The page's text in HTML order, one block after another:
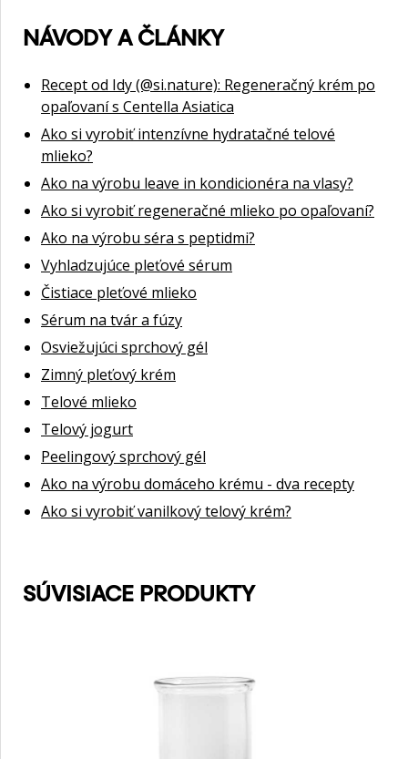
NÁVODY A ČLÁNKY
Recept od Idy (@si.nature): Regeneračný krém po
opaľovaní s Centella Asiatica
Ako si vyrobiť intenzívne hydratačné telové
mlieko?
Ako na výrobu leave in kondicionéra na vlasy?
Ako si vyrobiť regeneračné mlieko po opaľovaní?
Ako na výrobu séra s peptidmi?
Vyhladzujúce pleťové sérum
Čistiace pleťové mlieko
Sérum na tvár a fúzy
Osviežujúci sprchový gél
Zimný pleťový krém
Telové mlieko
Telový jogurt
Peelingový sprchový gél
Ako na výrobu domáceho krému - dva recepty
Ako si vyrobiť vanilkový telový krém?
SÚVISIACE PRODUKTY